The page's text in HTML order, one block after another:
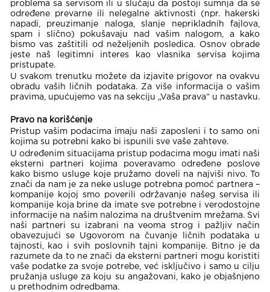
problema sa servisom ili u slučaju da postoji sumnja da se
određene prevarne ili nelegalne aktivnosti (npr. hakerski
napadi, preuzimanje naloga, slanje neprikladnih fajlova,
spam i slično) pokušavaju nad vašim nalogom, a kako
bismo vas zaštitili od neželjenih posledica. Osnov obrade
jeste naš legitimni interes kao vlasnika servisa kojima
pristupate.
U svakom trenutku možete da izjavite prigovor na ovakvu
obradu vaših ličnih podataka. Za više informacija o vašim
pravima, upućujemo vas na sekciju „Vaša prava“ u nastavku.
Pravo na korišćenje
Pristup vašim podacima imaju naši zaposleni i to samo oni
kojima su potrebni kako bi ispunili sve vaše zahteve.
U određenim situacijama pristup podacima mogu imati naši
eksterni partneri kojima poveravamo određene poslove
kako bismo usluge koje pružamo doveli na najviši nivo. To
znači da nam je za neke usluge potrebna pomoć partnera –
kompanije kojoj smo poverili održavanje našeg servisa ili
kompanije koja brine da imate sve potrebne i verodostojne
informacije na našim nalozima na društvenim mrežama. Svi
naši partneri su izabrani na veoma strog i pažljiv način
obavezujući se Ugovorom na čuvanje ličnih podataka u
tajnosti, kao i svih poslovnih tajni kompanije. Bitno je da
razumete da to ne znači da eksterni partneri mogu koristiti
vaše podatke za svoje potrebe, već isključivo i samo u cilju
pružanja usluge za koju su angažovani, kako je objašnjeno
u prethodnim odredbama.